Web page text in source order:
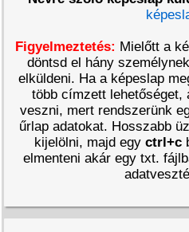
Figyelmeztetés: Mielőtt a
döntsd el hány
elküldeni. Ha a képeslap
több címzett lehetőséget,
veszni, mert rendszerünk
űrlap adatokat. Hosszabb
kijelölni, majd egyctrl+c
elmenteni akár egy txt.